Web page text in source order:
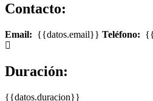
Contacto:
Email: {{datos.email}} Teléfono:
Duración:
{{datos.duracion}}